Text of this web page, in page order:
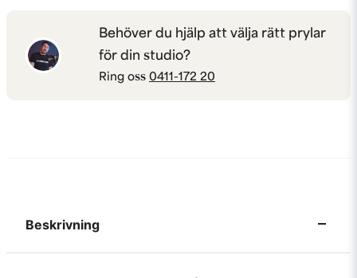
Behöver du hjälp att välja rätt prylar
för din studio?
Ring oss 0411-172 20
Beskrivning